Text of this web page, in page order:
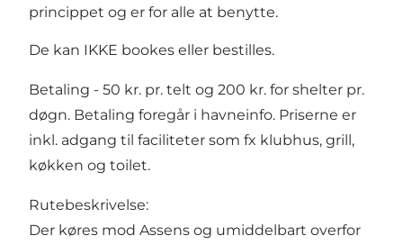
princippet og er for alle at benytte.
De kan IKKE bookes eller bestilles.
Betaling - 50 kr. pr. telt og 200 kr. for shelter pr.
døgn. Betaling foregår i havneinfo. Priserne er
inkl. adgang til faciliteter som fx klubhus, grill,
køkken og toilet.
Rutebeskrivelse:
Der køres mod Assens og umiddelbart overfor